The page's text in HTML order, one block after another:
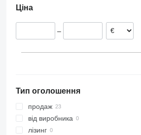
Ціна
–
Тип оголошення
продаж
від виробника
лізинг